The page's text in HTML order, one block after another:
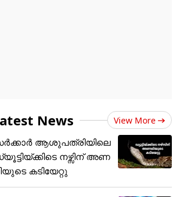
News View More
ആശുപത്രിയിലെ
നഴ്സിന് അ‌ണ
കടിയേറ്റു